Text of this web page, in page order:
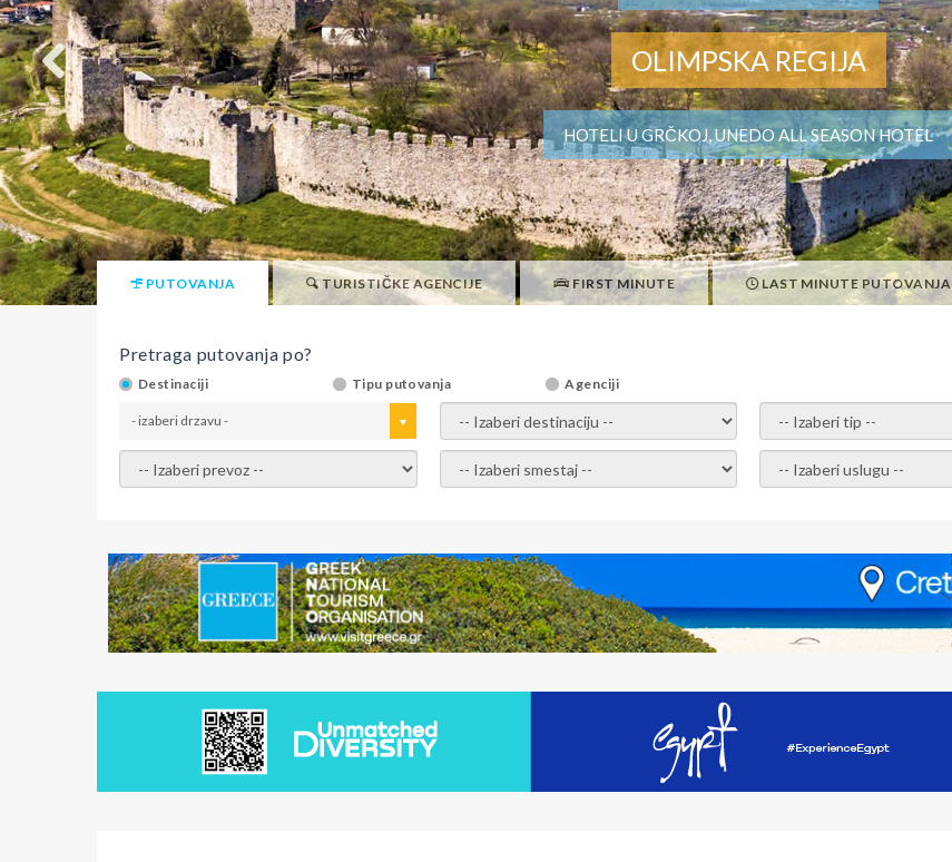
OLIMPSKA REGIJA
HOTELI U GRČKOJ, UNEDO ALL SEASON HOTEL
PUTOVANJA TURISTIČKE AGENCIJE FIRST MINUTE LAST MINUTE PUTOVANJA
Pretraga putovanja po?
Destinaciji Tipu putovanja Agenciji
- izaberi drzavu - - izaberi destinaciju - - izaberi tip -
- izaberi prevoz - - Izaberite smestaj - - Izaberite uslugu -